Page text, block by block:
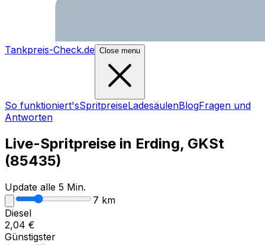
Tankpreis-Check.de Close menu
So funktioniert'sSpritpreiseLadesäulenBlogFragen und
Antworten
Live-Spritpreise in Erding, GKSt
(85435)
Update alle 5 Min.
7 km
Diesel
2,04 €
Günstigster